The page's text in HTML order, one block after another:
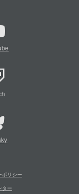
ポリシー
ター